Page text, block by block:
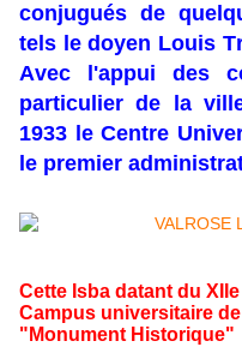
conjugués de
tels le doyen Louis
Avec l'appui des
particulier de la
1933 le Centre
le premier
Cette Isba datant du
Campus universitaire
"Monument Historique"